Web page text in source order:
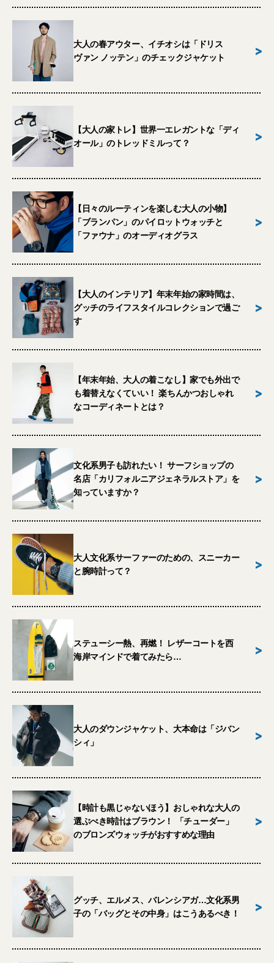
大人の春アウター、イチオシは「ドリス
ヴァン ノッテン」のチェックジャケット
>
【大人の家トレ】世界一エレガントな「ディ
オール」のトレッドミルって？
>
【日々のルーティンを楽しむ大人の小物】
「ブランパン」のパイロットウォッチと
「ファウナ」のオーディオグラス
>
【大人のインテリア】年末年始の家時間は、
グッチのライフスタイルコレクションで過ご
す
>
【年末年始、大人の着こなし】家でも外出で
も着替えなくていい！ 楽ちんかつおしゃれ
なコーディネートとは？
>
文化系男子も訪れたい！ サーフショップの
名店「カリフォルニアジェネラルストア」を
知っていますか？
>
大人文化系サーファーのための、スニーカー
と腕時計って？
>
ステューシー熱、再燃！ レザーコートを西
海岸マインドで着てみたら…
>
大人のダウンジャケット、大本命は「ジバン
シィ」
>
【時計も黒じゃないほう】おしゃれな大人の
選ぶべき時計はブラウン！ 「チューダー」
のブロンズウォッチがおすすめな理由
>
グッチ、エルメス、バレンシアガ…文化系男
子の「バッグとその中身」はこうあるべき！
>